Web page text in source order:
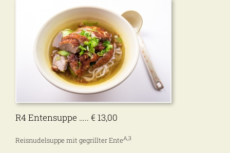
R4 Entensuppe ….. € 13,00
Reisnudelsuppe mit gegrillter EnteA,3